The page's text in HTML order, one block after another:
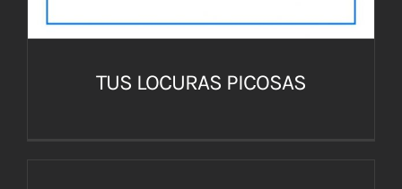
TUS LOCURAS PICOSAS